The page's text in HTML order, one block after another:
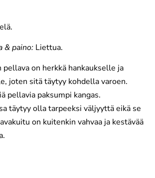
& paino: Liettua.
pellava on herkkä hankaukselle ja
joten sitä täytyy kohdella varoen.
pellavia paksumpi kangas.
täytyy olla tarpeeksi väljyyttä eikä se
on kuitenkin vahvaa ja kestävää